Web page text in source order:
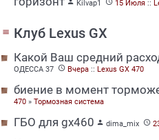
 Kilvap1  15 Июля ::
menu Клуб Lexus GX
Какой Ваш средний
ОДЕССА 37  Вчера :: Lexus GX 470
биение в момент
470 » Тормозная система
ГБО для gx460  dima_mix 